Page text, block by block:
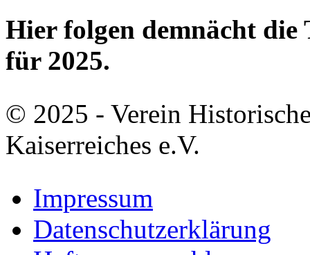
Hier folgen demnächt
für 2025.
© 2025 - Verein
Kaiserreiches e.V.
Impressum
Datenschutzerklärung